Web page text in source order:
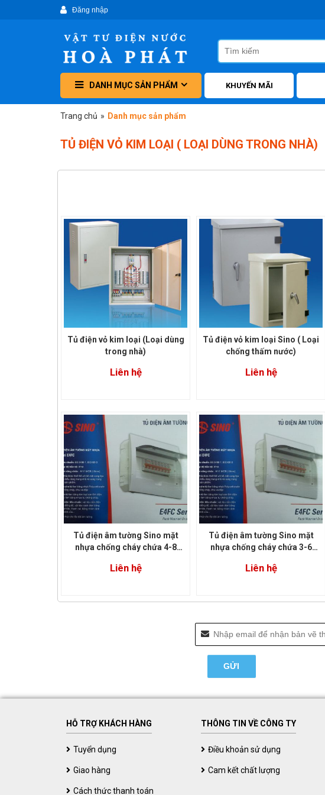
DANH MỤC SẢN PHẨM KHUYẾN MÃI
Trang chủ » Danh mục sản phẩm
TỦ ĐIỆN VỎ KIM LOẠI ( LOẠI DÙNG TRONG NHÀ)
Tủ điện vỏ kim loại (Loại dùng
trong nhà)
Liên hệ
Tủ điện vỏ kim loại Sino ( Loại
chống thấm nước)
Liên hệ
Tủ điện âm tường Sino mặt
nhựa chống cháy chứa 4-8
Liên hệ
Tủ điện âm tường Sino mặt
nhựa chống cháy chứa 3-6
Liên hệ
HỖ TRỢ KHÁCH HÀNG
Tuyển dụng
Giao hàng
Cách thức thanh toán
THÔNG TIN VỀ CÔNG TY
Điều khoản sử dụng
Cam kết chất lượng